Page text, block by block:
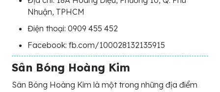
Nhuận, TPHCM
Điện thoại: 0909 455 452
Facebook: fb.com/100028132135915
Sân Bóng Hoàng Kim
Sân Bóng Hoàng Kim là một trong những địa điểm